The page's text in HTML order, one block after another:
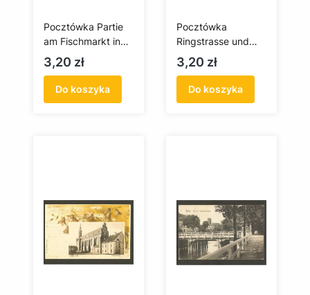
Pocztówka Partie
am Fischmarkt in
Stolp / Część
Rynku Rybackiego
w Słupsku
Cena
3,20 zł
Do koszyka
Pocztówka
Ringstrasse und
neue tor in Stolp /
Skrzyżowanie ulicy
Anny Łajming i
Placu Zwycięstwa
Cena
3,20 zł
Do koszyka